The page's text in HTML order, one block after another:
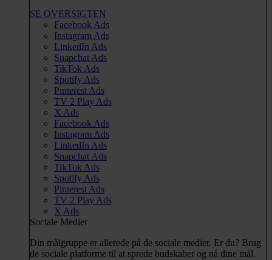
SE OVERSIGTEN
Facebook Ads
Instagram Ads
LinkedIn Ads
Snapchat Ads
TikTok Ads
Spotify Ads
Pinterest Ads
TV 2 Play Ads
X Ads
Facebook Ads
Instagram Ads
LinkedIn Ads
Snapchat Ads
TikTok Ads
Spotify Ads
Pinterest Ads
TV 2 Play Ads
X Ads
Sociale Medier
Din målgruppe er allerede på de sociale medier. Er du? Brug
de sociale platforme til at sprede budskaber og nå dine mål.